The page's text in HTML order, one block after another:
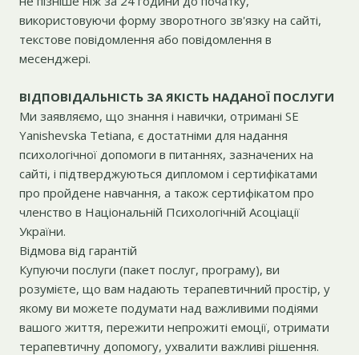
використовуючи форму зворотного зв'язку на сайті,
текстове повідомлення або повідомлення в
месенджері.
ВІДПОВІДАЛЬНІСТЬ ЗА ЯКІСТЬ НАДАНОЇ ПОСЛУГИ
Ми заявляємо, що знання і навички, отримані SE
Yanishevska Tetiana, є достатніми для надання
психологічної допомоги в питаннях, зазначених на
сайті, і підтверджуються дипломом і сертифікатами
про пройдене навчання, а також сертифікатом про
членство в Національній Психологічній Асоціації
України.
Відмова від гарантій
Купуючи послуги (пакет послуг, програму), ви
розумієте, що вам надають терапевтичний простір, у
якому ви можете подумати над важливими подіями
вашого життя, пережити непрожиті емоції, отримати
терапевтичну допомогу, ухвалити важливі рішення.